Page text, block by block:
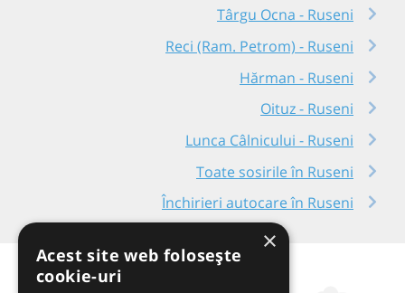
Târgu Ocna - Ruseni
Reci (Ram. Petrom) - Ruseni
Hărman - Ruseni
Oituz - Ruseni
Lunca Câlnicului - Ruseni
Toate sosirile în Ruseni
Închirieri autocare în Ruseni
×
Acest site web folosește
cookie-uri